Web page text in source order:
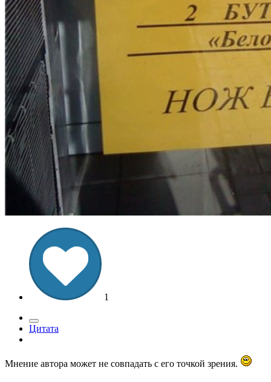
1
Цитата
Мнение автора может не совпадать с его точкой зрения.